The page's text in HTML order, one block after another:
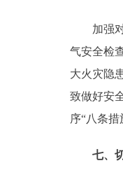
加强对
气安全检
大火灾隐
致做好安
序“八条
七、